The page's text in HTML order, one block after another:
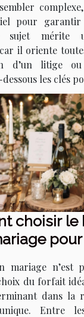
pour
sujet mérite
il oriente
d’un litige
les clés
choisir le
mariage n’est
du forfait
dans la
Entre